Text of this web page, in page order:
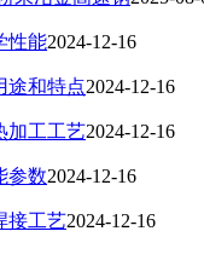
性能2024-12-16
途和特点2024-12-16
加工工艺2024-12-16
参数2024-12-16
接工艺2024-12-16